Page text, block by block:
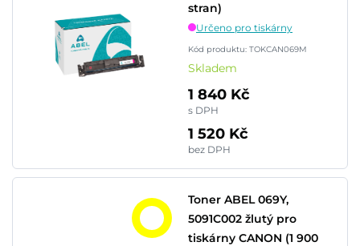
stran)
Určeno pro tiskárny
Kód produktu: TOKCAN069M
Skladem
1 840 Kč
s DPH
1 520 Kč
bez DPH
Toner ABEL 069Y,
5091C002 žlutý pro
tiskárny CANON (1 900